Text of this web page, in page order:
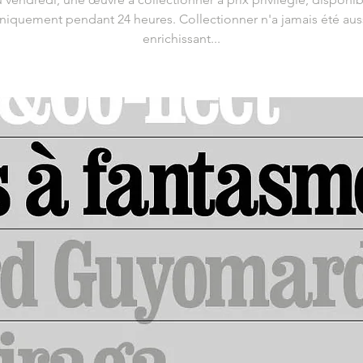
pendant 24 heures. Collectionner n'a jamais été
enrichissant...